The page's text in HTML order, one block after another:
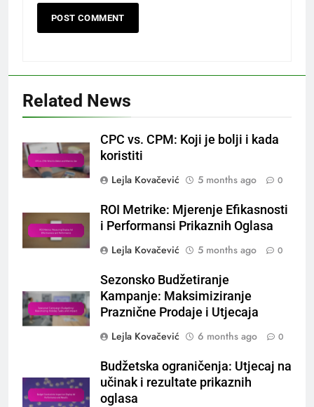
Related News
CPC vs. CPM: Koji je bolji i kada
koristiti
Lejla Kovačević
5 months ago 0
ROI Metrike: Mjerenje Efikasnosti
i Performansi Prikaznih Oglasa
Lejla Kovačević
5 months ago 0
Sezonsko Budžetiranje
Kampanje: Maksimiziranje
Praznične Prodaje i Utjecaja
Lejla Kovačević
6 months ago 0
Budžetska ograničenja: Utjecaj na
učinak i rezultate prikaznih
oglasa